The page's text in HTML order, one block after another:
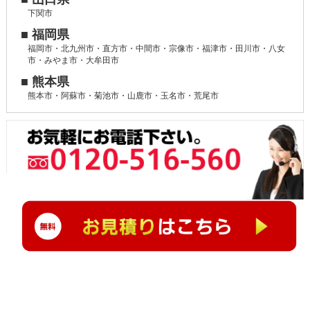
下関市
■ 福岡県
福岡市・北九州市・直方市・中間市・宗像市・福津市・田川市・八女
市・みやま市・大牟田市
■ 熊本県
熊本市・阿蘇市・菊池市・山鹿市・玉名市・荒尾市